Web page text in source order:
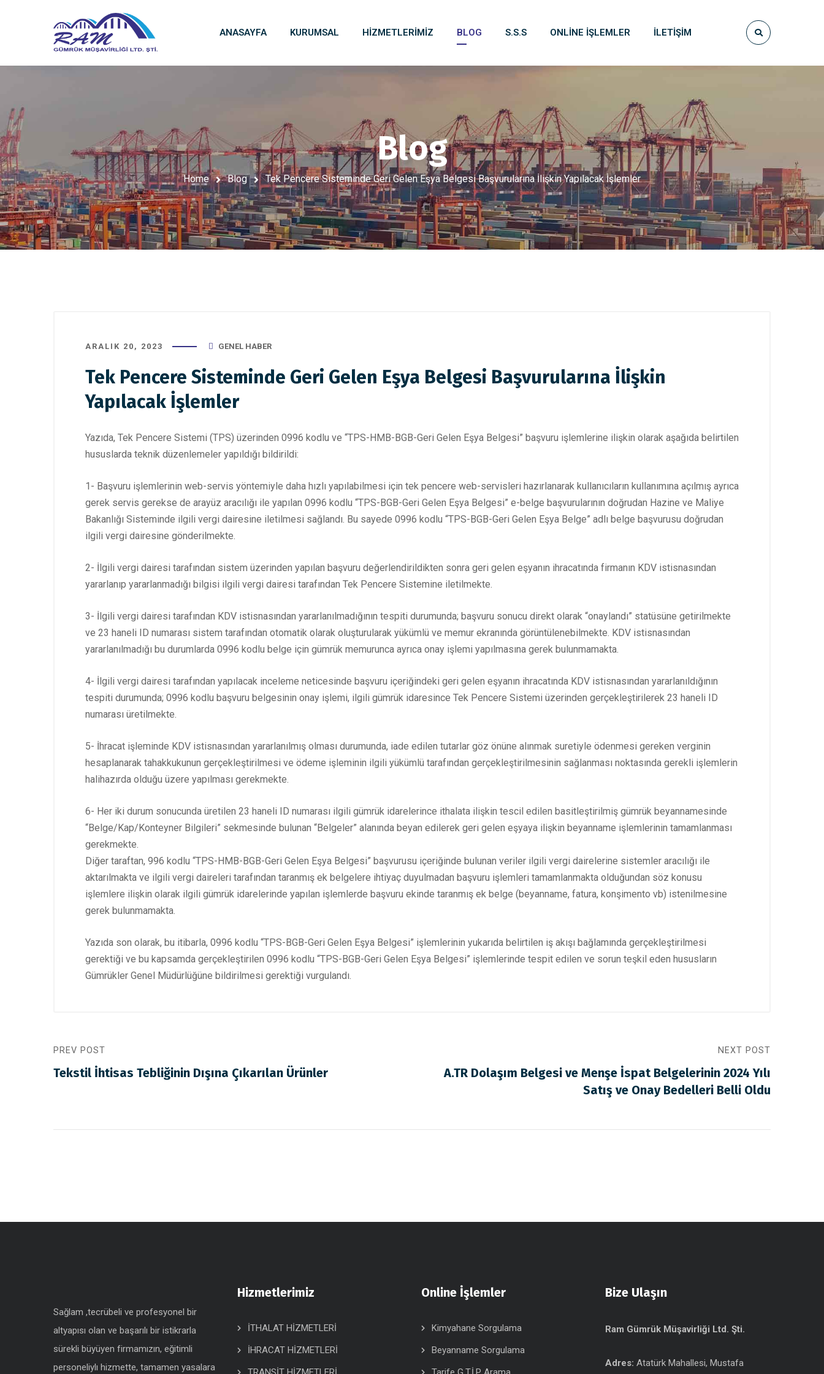
ANASAYFA KURUMSAL HIZMETLERIMIZ BLOG S.S.S ONLINE İŞLEMLER İLETIŞIM
Blog
Home Blog Tek Pencere Sisteminde Geri Gelen Eşya Belgesi Başvurularına İlişkin Yapılacak İşlemler
ARALIK 20, 2023 GENEL HABER
Tek Pencere Sisteminde Geri Gelen Eşya Belgesi Başvurularına İlişkin
Yapılacak İşlemler
Yazıda, Tek Pencere Sistemi (TPS) üzerinden 0996 kodlu ve “TPS-HMB-BGB-Geri Gelen Eşya Belgesi” başvuru işlemlerine ilişkin olarak aşağıda belirtilen
hususlarda teknik düzenlemeler yapıldığı bildirildi:
1- Başvuru işlemlerinin web-servis yöntemiyle daha hızlı yapılabilmesi için tek pencere web-servisleri hazırlanarak kullanıcıların kullanımına açılmış ayrıca
gerek servis gerekse de arayüz aracılığı ile yapılan 0996 kodlu “TPS-BGB-Geri Gelen Eşya Belgesi” e-belge başvurularının doğrudan Hazine ve Maliye
Bakanlığı Sisteminde ilgili vergi dairesine iletilmesi sağlandı. Bu sayede 0996 kodlu “TPS-BGB-Geri Gelen Eşya Belge” adlı belge başvurusu doğrudan
ilgili vergi dairesine gönderilmekte.
2- İlgili vergi dairesi tarafından sistem üzerinden yapılan başvuru değerlendirildikten sonra geri gelen eşyanın ihracatında firmanın KDV istisnasından
yararlanıp yararlanmadığı bilgisi ilgili vergi dairesi tarafından Tek Pencere Sistemine iletilmekte.
3- İlgili vergi dairesi tarafından KDV istisnasından yararlanılmadığının tespiti durumunda; başvuru sonucu direkt olarak “onaylandı” statüsüne getirilmekte
ve 23 haneli ID numarası sistem tarafından otomatik olarak oluşturularak yükümlü ve memur ekranında görüntülenebilmekte. KDV istisnasından
yararlanılmadığı bu durumlarda 0996 kodlu belge için gümrük memurunca ayrıca onay işlemi yapılmasına gerek bulunmamakta.
4- İlgili vergi dairesi tarafından yapılacak inceleme neticesinde başvuru içeriğindeki geri gelen eşyanın ihracatında KDV istisnasından yararlanıldığının
tespiti durumunda; 0996 kodlu başvuru belgesinin onay işlemi, ilgili gümrük idaresince Tek Pencere Sistemi üzerinden gerçekleştirilerek 23 haneli ID
numarası üretilmekte.
5- İhracat işleminde KDV istisnasından yararlanılmış olması durumunda, iade edilen tutarlar göz önüne alınmak suretiyle ödenmesi gereken verginin
hesaplanarak tahakkukunun gerçekleştirilmesi ve ödeme işleminin ilgili yükümlü tarafından gerçekleştirilmesinin sağlanması noktasında gerekli işlemlerin
halihazırda olduğu üzere yapılması gerekmekte.
6- Her iki durum sonucunda üretilen 23 haneli ID numarası ilgili gümrük idarelerince ithalata ilişkin tescil edilen basitleştirilmiş gümrük beyannamesinde
“Belge/Kap/Konteyner Bilgileri” sekmesinde bulunan “Belgeler” alanında beyan edilerek geri gelen eşyaya ilişkin beyanname işlemlerinin tamamlanması
gerekmekte.
Diğer taraftan, 996 kodlu “TPS-HMB-BGB-Geri Gelen Eşya Belgesi” başvurusu içeriğinde bulunan veriler ilgili vergi dairelerine sistemler aracılığı ile
aktarılmakta ve ilgili vergi daireleri tarafından taranmış ek belgelere ihtiyaç duyulmadan başvuru işlemleri tamamlanmakta olduğundan söz konusu
işlemlere ilişkin olarak ilgili gümrük idarelerinde yapılan işlemlerde başvuru ekinde taranmış ek belge (beyanname, fatura, konşimento vb) istenilmesine
gerek bulunmamakta.
Yazıda son olarak, bu itibarla, 0996 kodlu “TPS-BGB-Geri Gelen Eşya Belgesi” işlemlerinin yukarıda belirtilen iş akışı bağlamında gerçekleştirilmesi
gerektiği ve bu kapsamda gerçekleştirilen 0996 kodlu “TPS-BGB-Geri Gelen Eşya Belgesi” işlemlerinde tespit edilen ve sorun teşkil eden hususların
Gümrükler Genel Müdürlüğüne bildirilmesi gerektiği vurgulandı.
PREV POST
Tekstil İhtisas Tebliğinin Dışına Çıkarılan Ürünler
NEXT POST
A.TR Dolaşım Belgesi ve Menşe İspat Belgelerinin 2024 Yılı
Satış ve Onay Bedelleri Belli Oldu
Sağlam ,tecrübeli ve profesyonel bir
altyapısı olan ve başarılı bir istikrarla
sürekli büyüyen firmamızın, eğitimli
personeliylı hizmette, tamamen yasalara
Hizmetlerimiz
İTHALAT HİZMETLERİ
İHRACAT HİZMETLERİ
Online İşlemler
Kimyahane Sorgulama
Beyanname Sorgulama
Bize Ulaşın
Ram Gümrük Müşavirliği Ltd. Şti.
Adres: Atatürk Mahallesi, Mustafa